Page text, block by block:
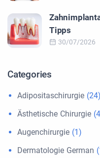
Tipps
30/07/2026
Categories
Adipositaschirurgie (24)
Ästhetische Chirurgie
Augenchirurgie (1)
Dermatologie German